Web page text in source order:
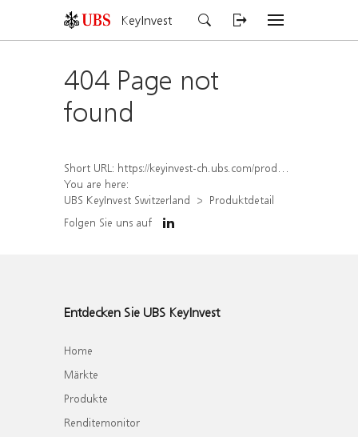
KeyInvest
404 Page not
found
Short URL: https://keyinvest-ch.ubs.com/produkt/detail/index/isin/CH1570525209
You are here:
UBS KeyInvest Switzerland
Produktdetail
Folgen Sie uns auf
Entdecken Sie UBS KeyInvest
Home
Märkte
Produkte
Renditemonitor